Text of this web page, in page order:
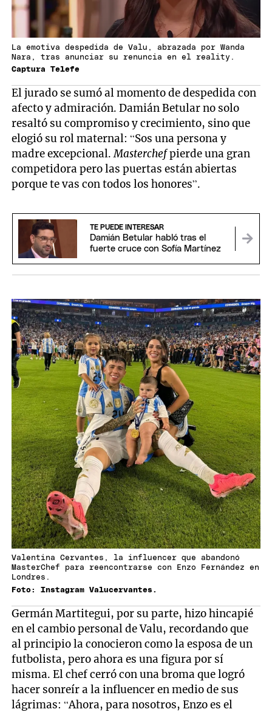
La emotiva despedida de Valu, abrazada por Wanda
Nara, tras anunciar su renuncia en el reality.
Captura Telefe
El jurado se sumó al momento de despedida con
afecto y admiración. Damián Betular no solo
resaltó su compromiso y crecimiento, sino que
elogió su rol maternal: “Sos una persona y
madre excepcional.Masterchefpierde una gran
competidora pero las puertas están abiertas
porque te vas con todos los honores”.
TE PUEDE INTERESAR
Damián Betular habló tras el
fuerte cruce con Sofía Martínez
Valentina Cervantes, la influencer que abandonó
MasterChef para reencontrarse con Enzo Fernández en
Londres.
Foto: Instagram Valucervantes.
Germán Martitegui, por su parte, hizo hincapié
en el cambio personal de Valu, recordando que
al principio la conocieron como la esposa de un
futbolista, pero ahora es una figura por sí
misma. El chef cerró con una broma que logró
hacer sonreír a la influencer en medio de sus
lágrimas: “Ahora, para nosotros, Enzo es el